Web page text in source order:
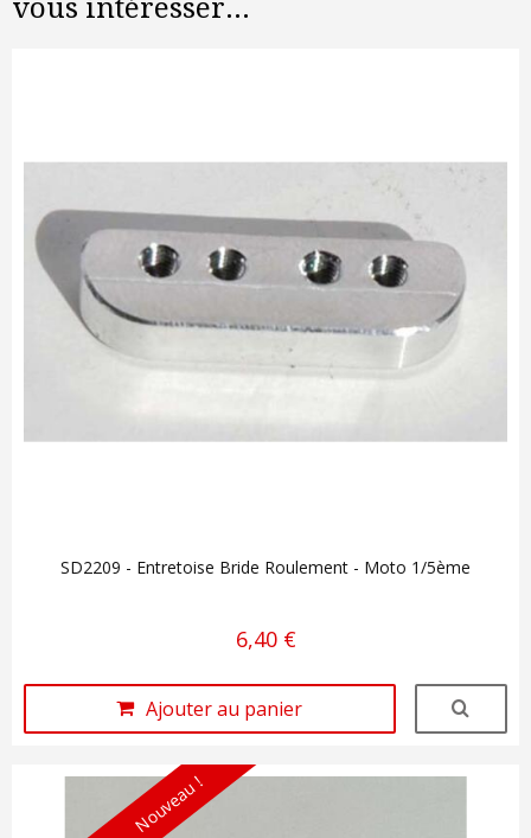
vous intéresser...
SD2209 - Entretoise Bride Roulement - Moto 1/5ème
6,40 €
Ajouter au panier
Nouveau !